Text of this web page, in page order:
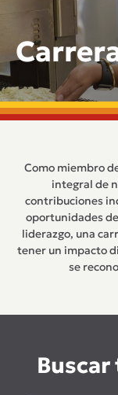
Como miembro
integral de
contribuciones
oportunidades
liderazgo, una
tener un impacto
se